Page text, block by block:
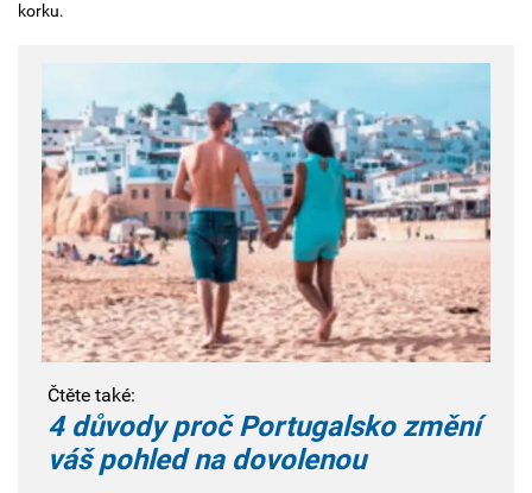
korku.
Čtěte také:
4 důvody proč Portugalsko změní
váš pohled na dovolenou